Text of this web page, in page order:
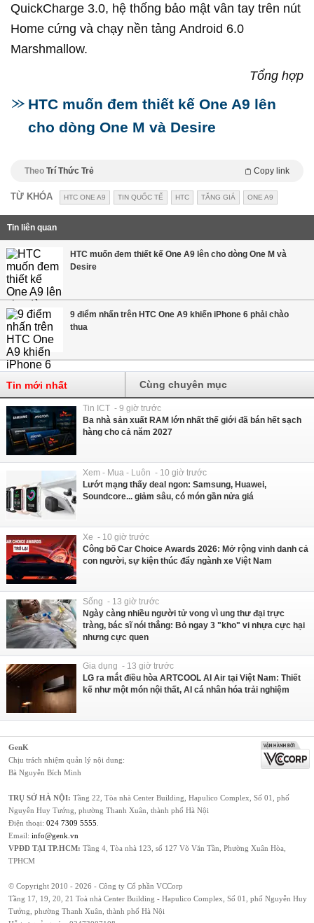
QuickCharge 3.0, hệ thống bảo mật vân tay trên nút
Home cứng và chạy nền tảng Android 6.0
Marshmallow.
Tổng hợp
HTC muốn đem thiết kế One A9 lên
cho dòng One M và Desire
Theo Trí Thức Trẻ Copy link
TỪ KHÓA HTC ONE A9 TIN QUỐC TẾ HTC TĂNG GIÁ ONE A9
Tin liên quan
HTC muốn đem thiết kế One A9 lên cho dòng One M và
Desire
9 điểm nhấn trên HTC One A9 khiến iPhone 6 phải chào
thua
Tin mới nhất Cùng chuyên mục
Tin ICT - 9 giờ trước
Ba nhà sản xuất RAM lớn nhất thế giới đã bán hết sạch
hàng cho cả năm 2027
Xem - Mua - Luôn - 10 giờ trước
Lướt mạng thấy deal ngon: Samsung, Huawei,
Soundcore... giảm sâu, có món gần nửa giá
Xe - 10 giờ trước
Công bố Car Choice Awards 2026: Mở rộng vinh danh cả
con người, sự kiện thúc đẩy ngành xe Việt Nam
Sống - 13 giờ trước
Ngày càng nhiều người tử vong vì ung thư đại trực
tràng, bác sĩ nói thẳng: Bỏ ngay 3 "kho" vi nhựa cực hại
nhưng cực quen
Gia dụng - 13 giờ trước
LG ra mắt điều hòa ARTCOOL AI Air tại Việt Nam: Thiết
kế như một món nội thất, AI cá nhân hóa trải nghiệm
GenK
Chịu trách nhiệm quản lý nội dung:
Bà Nguyễn Bích Minh
TRỤ SỞ HÀ NỘI: Tầng 22, Tòa nhà Center Building, Hapulico Complex, Số 01, phố
Nguyễn Huy Tưởng, phường Thanh Xuân, thành phố Hà Nội
Điện thoại: 024 7309 5555
Email: info@genk.vn
VPĐD TẠI TP.HCM: Tầng 4, Tòa nhà 123, số 127 Võ Văn Tần, Phường Xuân Hòa,
TPHCM
© Copyright 2010 - 2026 - Công ty Cổ phần VCCorp
Tầng 17, 19, 20, 21 Toà nhà Center Building - Hapulico Complex, Số 01, phố Nguyễn Huy
Tưởng, phường Thanh Xuân, thành phố Hà Nội